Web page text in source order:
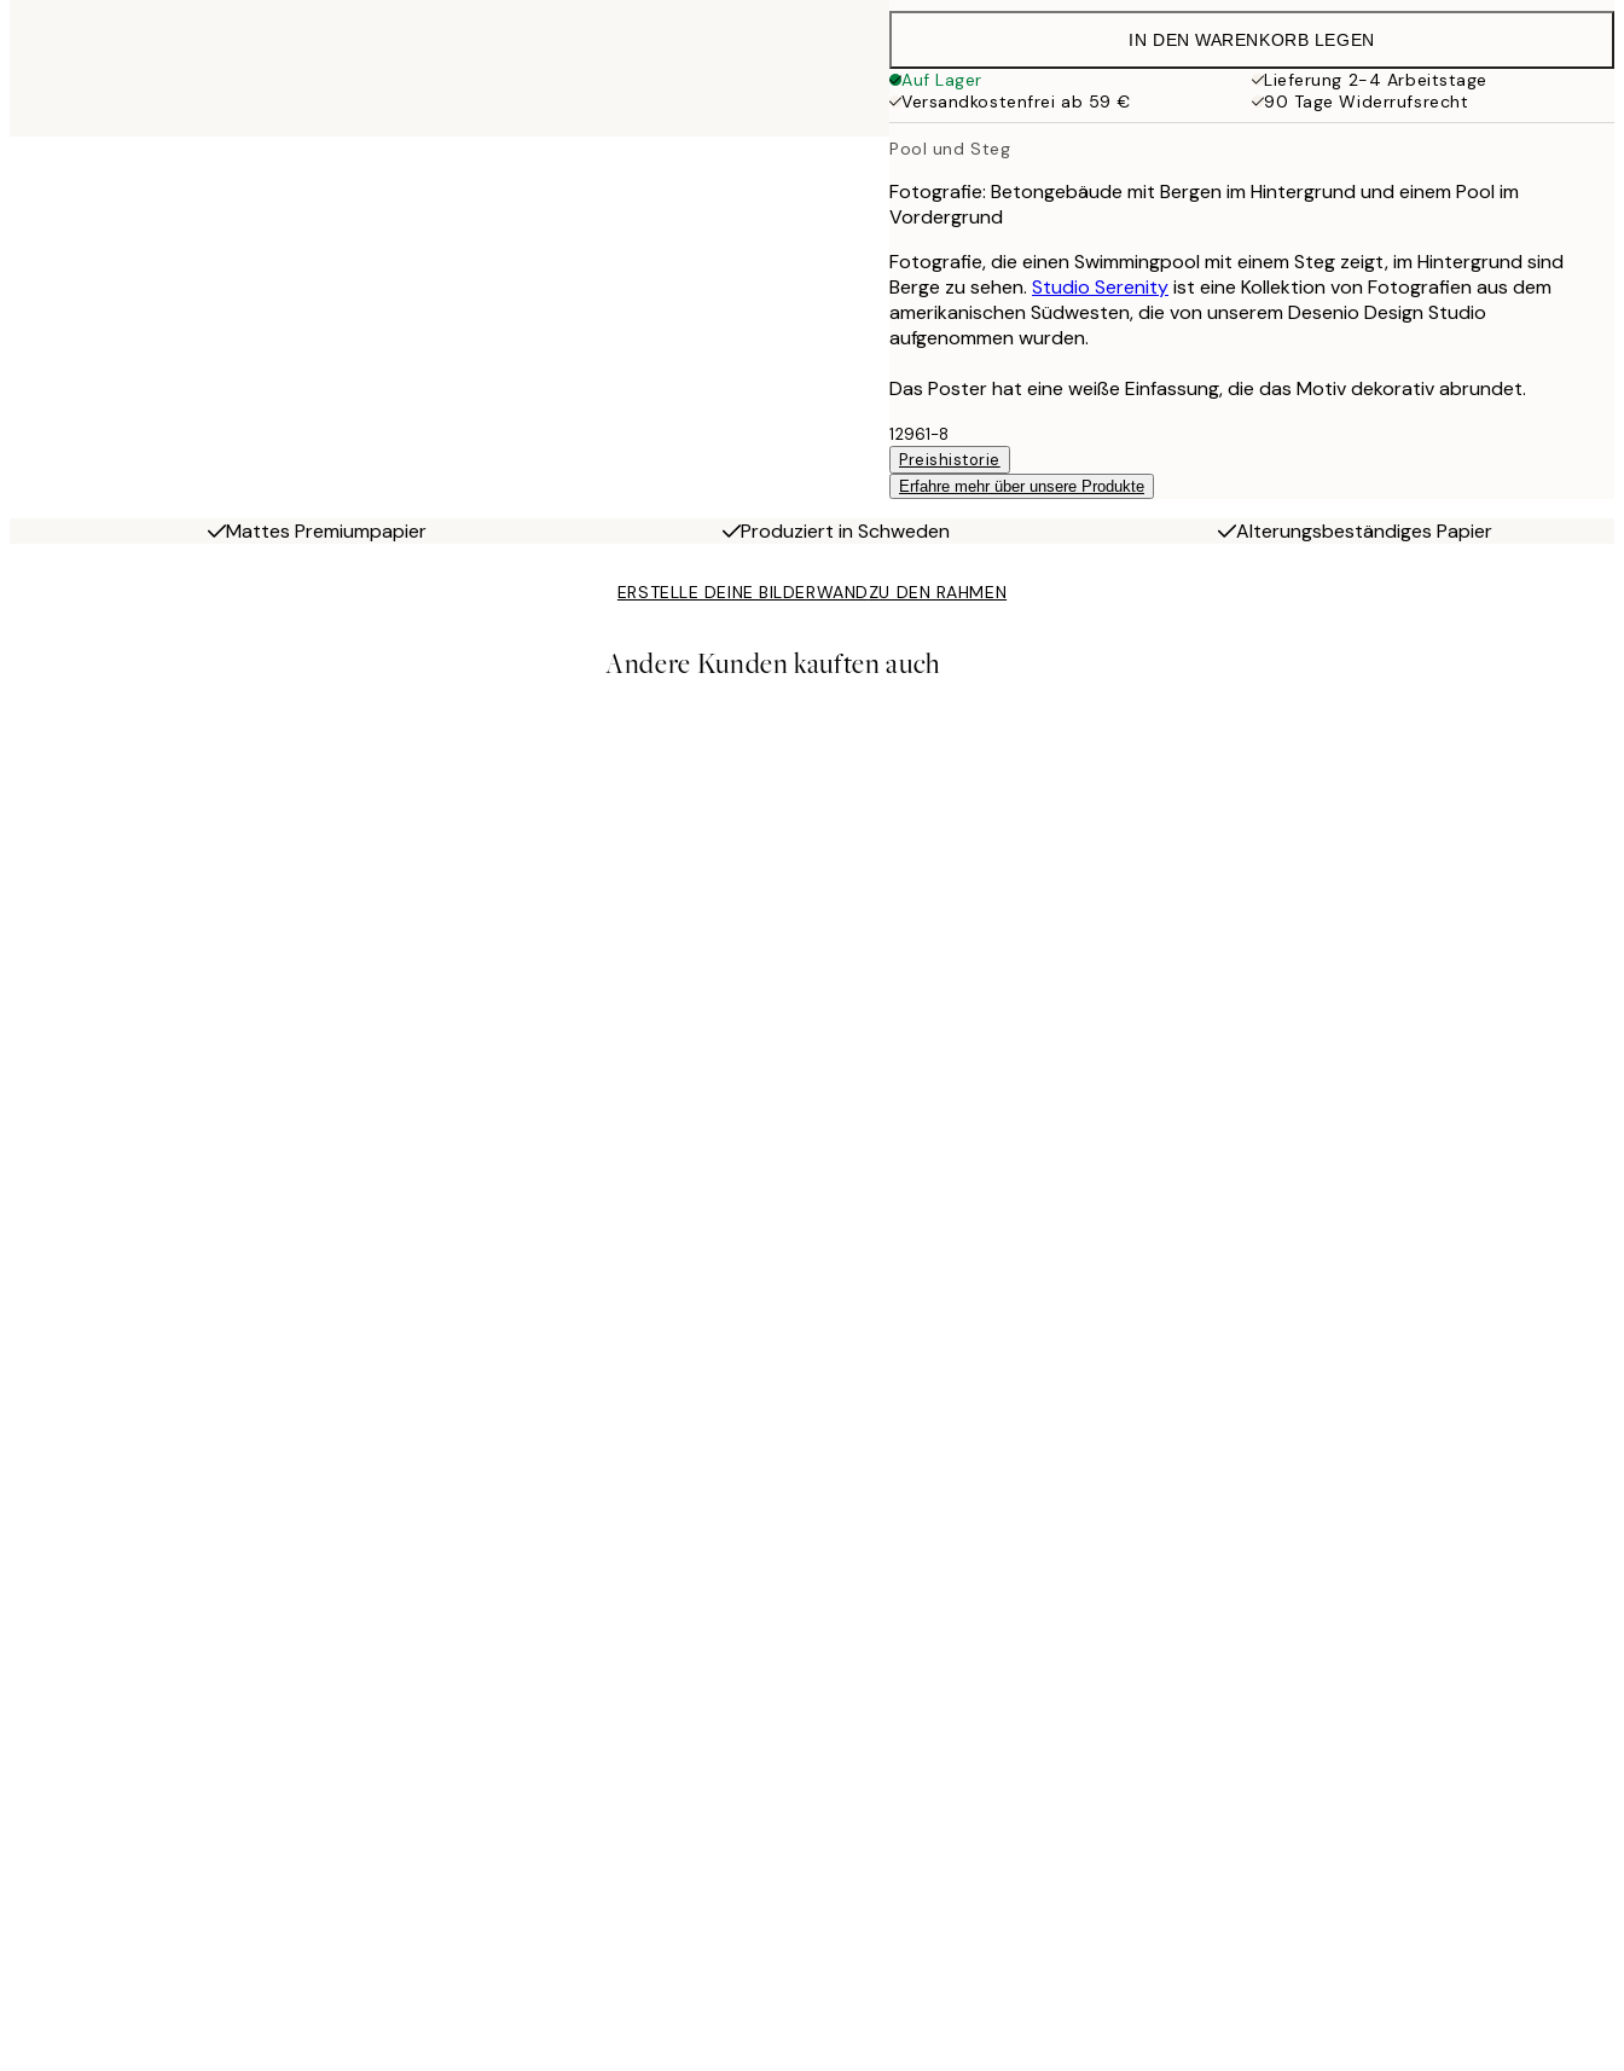
54,45 €
119 €
IN DEN WARENKORB LEGEN
Auf Lager
Lieferung 2-4 Arbeitstage
Versandkostenfrei ab 59 €
90 Tage Widerrufsrecht
Pool und Steg
Fotografie: Betongebäude mit Bergen im Hintergrund und einem Pool im
Vordergrund
Fotografie, die einen Swimmingpool mit einem Steg zeigt, im Hintergrund sind
Berge zu sehen. Studio Serenityist eine Kollektion von Fotografien aus dem
amerikanischen Südwesten, die von unserem Desenio Design Studio
aufgenommen wurden.
Das Poster hat eine weiße Einfassung, die das Motiv dekorativ abrundet.
12961-8
Preishistorie
Erfahre mehr über unsere Produkte
Mattes Premiumpapier Produziert in Schweden Alterungsbeständiges Papier
ERSTELLE DEINE BILDERWANDZU DEN RAHMEN
Andere Kunden kauften auch